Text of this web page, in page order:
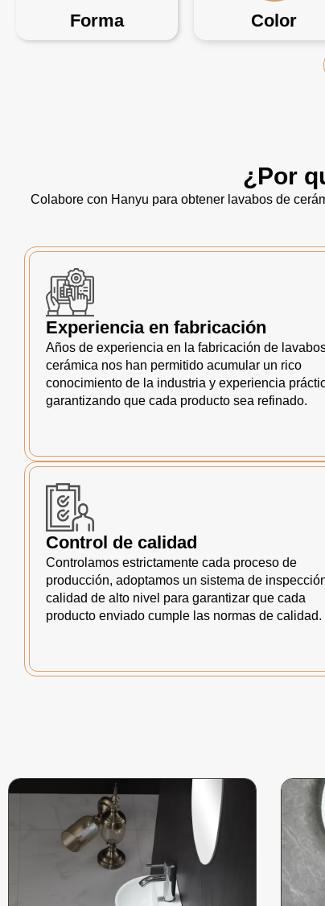
Forma Color
¿Por
Colabore con Hanyu para obtener lavabos de
Experiencia en fabricación
Años de experiencia en la fabricación de
cerámica nos han permitido acumular un rico
conocimiento de la industria y experiencia
garantizando que cada producto sea refinado.
Control de calidad
Controlamos estrictamente cada proceso de
producción, adoptamos un sistema de
calidad de alto nivel para garantizar que cada
producto enviado cumple las normas de calidad.